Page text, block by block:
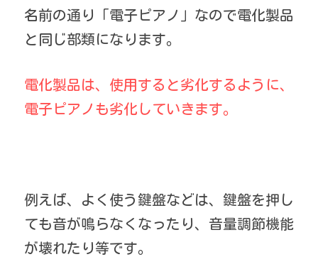
名前の通り「電子ピアノ」なので電化製品
と同じ部類になります。
電化製品は、使用すると劣化するように、
電子ピアノも劣化していきます。
例えば、よく使う鍵盤などは、鍵盤を押し
ても音が鳴らなくなったり、音量調節機能
が壊れたり等です。